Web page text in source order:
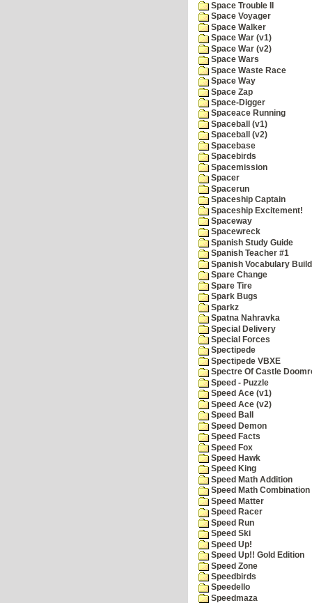
Space Trouble II
Space Voyager
Space Walker
Space War (v1)
Space War (v2)
Space Wars
Space Waste Race
Space Way
Space Zap
Space-Digger
Spaceace Running
Spaceball (v1)
Spaceball (v2)
Spacebase
Spacebirds
Spacemission
Spacer
Spacerun
Spaceship Captain
Spaceship Excitement!
Spaceway
Spacewreck
Spanish Study Guide
Spanish Teacher #1
Spanish Vocabulary
Spare Change
Spare Tire
Spark Bugs
Sparkz
Spatna Nahravka
Special Delivery
Special Forces
Spectipede
Spectipede VBXE
Spectre Of Castle
Speed - Puzzle
Speed Ace (v1)
Speed Ace (v2)
Speed Ball
Speed Demon
Speed Facts
Speed Fox
Speed Hawk
Speed King
Speed Math Addition
Speed Math Combination
Speed Matter
Speed Racer
Speed Run
Speed Ski
Speed Up!
Speed Up!! Gold Edition
Speed Zone
Speedbirds
Speedello
Speedmaza